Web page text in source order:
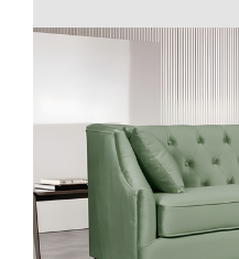
БЛОГ
ДОСТАВКА
РАССРОЧКА
ГДЕ КУПИТЬ